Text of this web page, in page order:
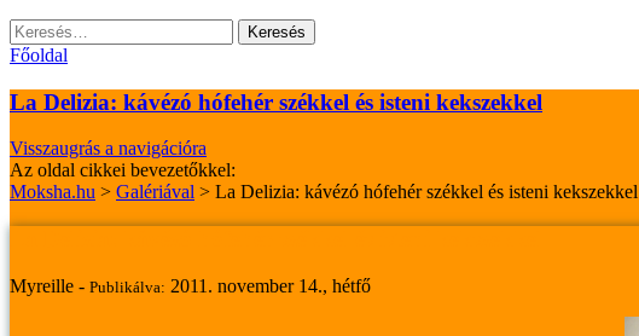
Keresés:
Főoldal
La Delizia: kávézó hófehér székkel és isteni kekszekkel
Visszaugrás a navigációra
Az oldal cikkei bevezetőkkel:
Moksha.hu > Galériával > La Delizia: kávézó hófehér székkel és isteni kekszekkel
Myreille - Publikálva: 2011. november 14., hétfő